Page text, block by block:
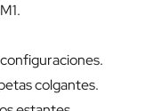
colgantes.